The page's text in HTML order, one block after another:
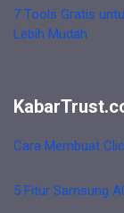
7 Tools Gratis
Lebih Mudah
Cara Membuat
5 Fitur Samsung